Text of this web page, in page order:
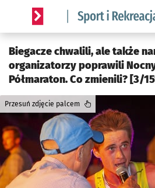
Serwis informacyjny wroclaw.pl
Biegacze chwalili, ale także
organizatorzy poprawili
Półmaraton. Co zmienili? [3/
Przesuń zdjęcie palcem